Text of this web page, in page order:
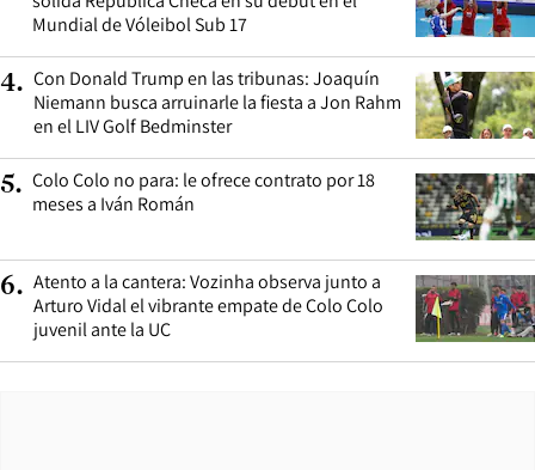
Mundial de Vóleibol Sub 17
4. Con Donald Trump en las tribunas: Joaquín
Niemann busca arruinarle la fiesta a Jon Rahm
en el LIV Golf Bedminster
5. Colo Colo no para: le ofrece contrato por 18
meses a Iván Román
6. Atento a la cantera: Vozinha observa junto a
Arturo Vidal el vibrante empate de Colo Colo
juvenil ante la UC